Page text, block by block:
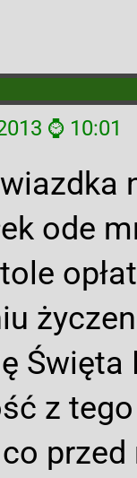
⌚ 10:01
ode
z
przed